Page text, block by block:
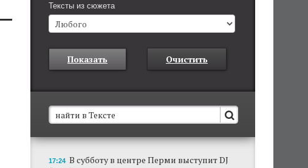
Тексты из сюжета
Показать Очистить
В Пермском крае установят новые станции
17:24 В субботу в центре Перми выступит DJ